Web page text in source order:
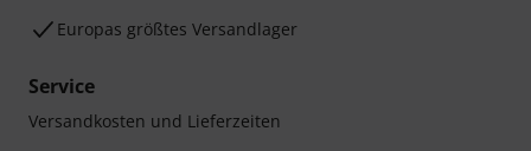
Europas größtes Versandlager
Service
Versandkosten und Lieferzeiten